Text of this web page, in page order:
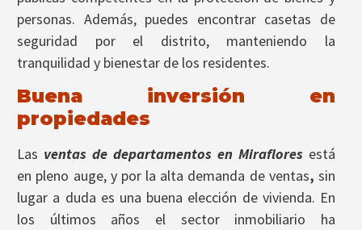
personas. Además, puedes encontrar casetas de
seguridad por el distrito, manteniendo la
tranquilidad y bienestar de los residentes.
Buena inversión en
propiedades
Las ventas de departamentos en Miraflores está
en pleno auge, y por la alta demanda de ventas,sin
lugar a duda es una buena elección de vivienda. En
los últimos años el sector inmobiliario ha